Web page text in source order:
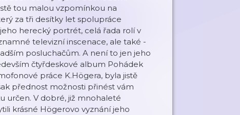
tou malou vzpomínkou na
za tři desítky let spolupráce
herecký portrét, celá řada rolí v
televizní inscenace, ale také -
posluchačům. A není to jen jeho
čtyřdeskové album Pohádek
práce K.Högera, byla jistě
přednost možnosti přinést vám
určen. V dobré, již mnohaleté
krásné Högerovo vyznání jeho